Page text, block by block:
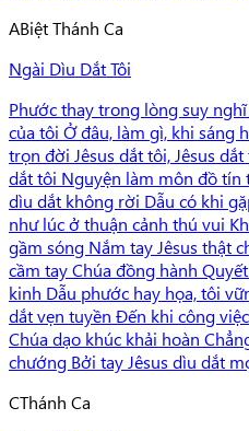
ABiệt Thánh Ca
Ngài Dìu Dắt Tôi
Phước thay trong lòng suy
của tôi Ở đâu, làm gì, khi sáng
trọn đời Jêsus dắt tôi, Jêsus
dắt tôi Nguyện làm môn đồ tín
dìu dắt không rời Dẫu có khi
như lúc ở thuận cảnh thú vui
gầm sóng Nắm tay Jêsus thật
cầm tay Chúa đồng hành
kinh Dẫu phước hay họa, tôi
dắt vẹn tuyền Đến khi công
Chúa dạo khúc khải hoàn
chướng Bởi tay Jêsus dìu dắt
CThánh Ca